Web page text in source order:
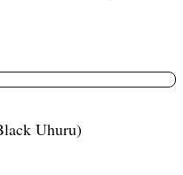
Uhuru)